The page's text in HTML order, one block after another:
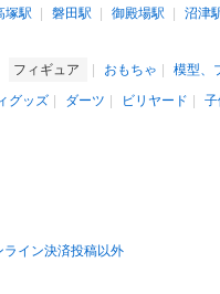
塚駅 磐田駅 御殿場駅 沼津
フィギュア おもちゃ 模型、
グッズ ダーツ ビリヤード
ライン決済投稿以外